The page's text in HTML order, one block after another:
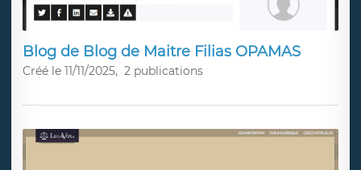
Blog de Blog de Maitre Filias OPAMAS
Créé le 11/11/2025, 2 publications